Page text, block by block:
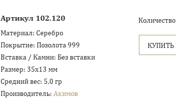
Артикул 102.120
Материал: Серебро
Покрытие: Позолота 999
Вставка / Камни: Без вставки
Размер: 35х13 мм
Средний вес: 5,0 гр
Производитель: Акимов
Количество
КУПИТЬ